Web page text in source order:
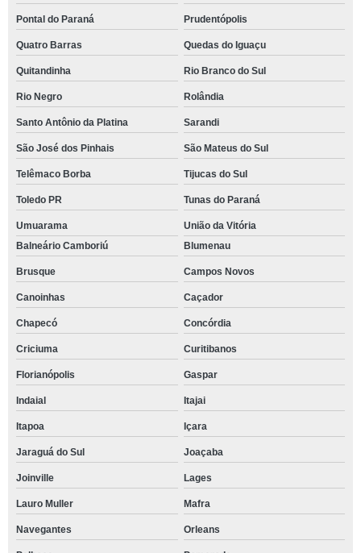
Pontal do Paraná Prudentópolis
Quatro Barras Quedas do Iguaçu
Quitandinha Rio Branco do Sul
Rio Negro Rolândia
Santo Antônio da Platina Sarandi
São José dos Pinhais São Mateus do Sul
Telêmaco Borba Tijucas do Sul
Toledo PR Tunas do Paraná
Umuarama
União da Vitória
Balneário Camboriú
Blumenau
Brusque Campos Novos
Canoinhas Caçador
Chapecó Concórdia
Criciuma Curitibanos
Florianópolis Gaspar
Indaial Itajai
Itapoa Içara
Jaraguá do Sul Joaçaba
Joinville Lages
Lauro Muller Mafra
Navegantes Orleans